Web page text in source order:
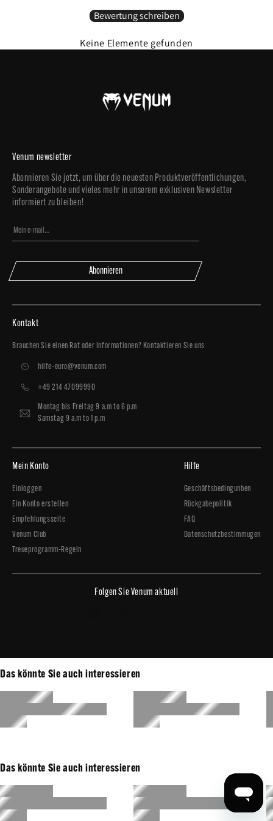
SKU : VENUM-04756-002Bewertung schreiben
Keine Elemente gefunden
Venum newsletter
Abonnieren Sie jetzt, um über die neuesten Produktveröffentlichungen,
Sonderangebote und vieles mehr in unserem exklusiven Newsletter
informiert zu bleiben!
Abonnieren
Kontakt
Brauchen Sie einen Rat oder Informationen? Kontaktieren Sie uns
hilfe-euro@venum.com
+49 214 47099990
Montag bis Freitag 9 a.m to 6 p.m
Samstag 9 a.m to 1 p.m
Mein Konto
Einloggen
Ein Konto erstellen
Empfehlungsseite
Venum Club
Treueprogramm-Regeln
Hilfe
Geschäftsbedingunben
Rückgabepolitik
FAQ
Datenschutzbestimmugen
Folgen Sie Venum aktuell
Das könnte Sie auch interessieren
Das könnte Sie auch interessieren